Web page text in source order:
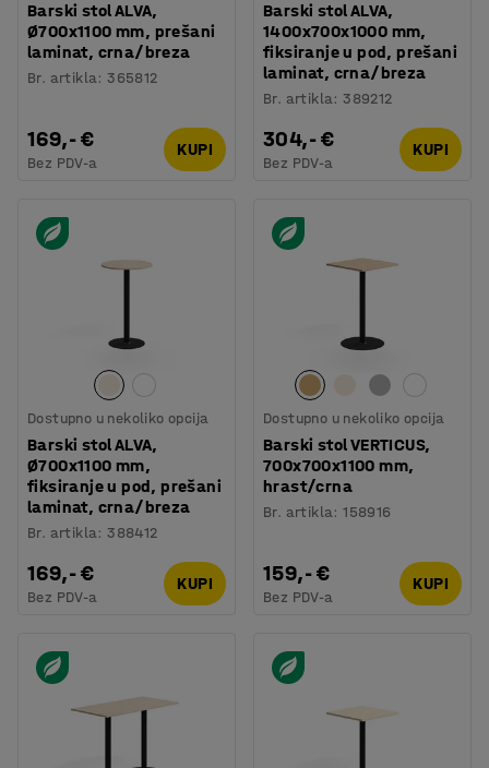
Barski stol ALVA,
Ø700x1100 mm, prešani
laminat, crna/breza
Br. artikla:365812
169,- €
Bez PDV-a
KUPI
Barski stol ALVA,
1400x700x1000 mm,
fiksiranje u pod, prešani
laminat, crna/breza
Br. artikla:389212
304,- €
Bez PDV-a
KUPI
Dostupno u nekoliko opcija
Barski stol ALVA,
Ø700x1100 mm,
fiksiranje u pod, prešani
laminat, crna/breza
Br. artikla:388412
169,- €
Bez PDV-a
KUPI
Dostupno u nekoliko opcija
Barski stol VERTICUS,
700x700x1100 mm,
hrast/crna
Br. artikla:158916
159,- €
Bez PDV-a
KUPI